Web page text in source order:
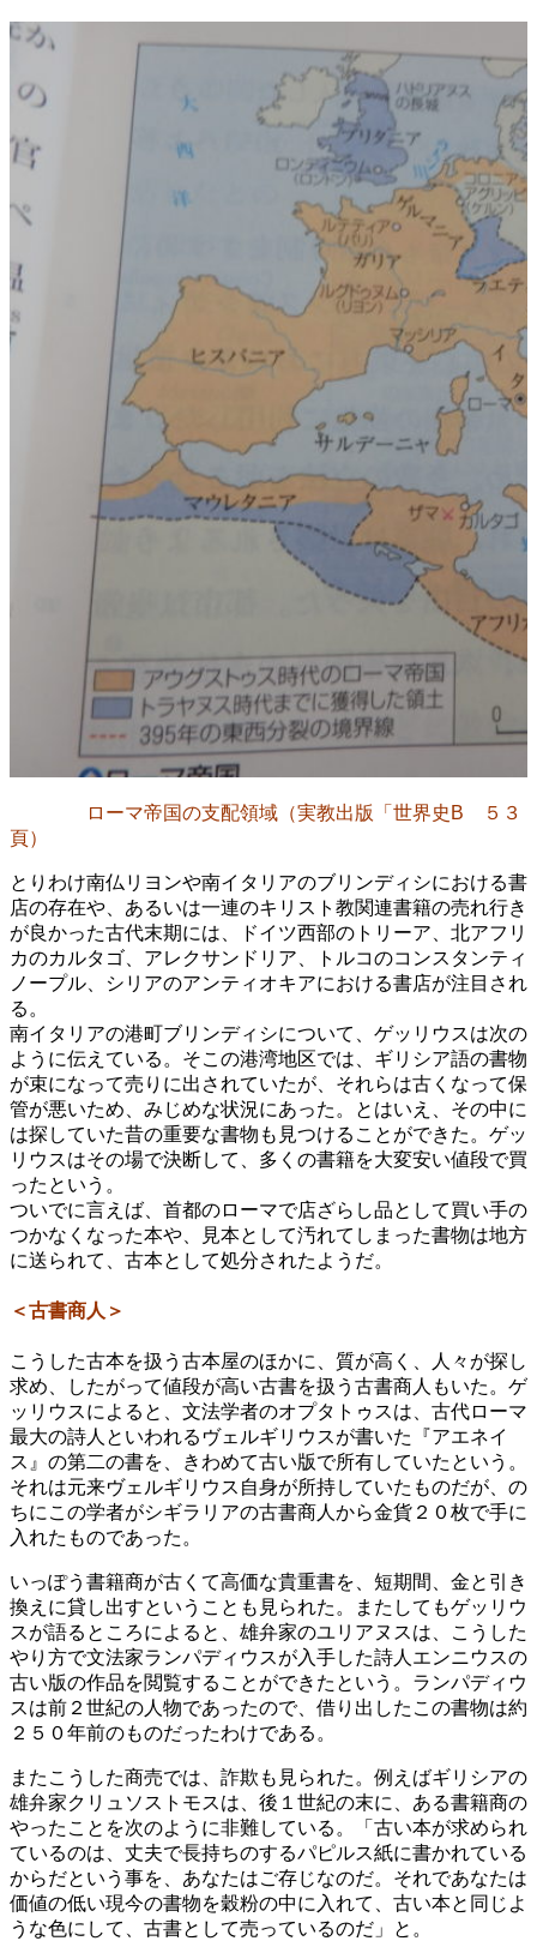
ローマ帝国の支配領域（実教出版「世界史B ５３
頁）
とりわけ南仏リヨンや南イタリアのブリンディシにおける書
店の存在や、あるいは一連のキリスト教関連書籍の売れ行き
が良かった古代末期には、ドイツ西部のトリーア、北アフリ
カのカルタゴ、アレクサンドリア、トルコのコンスタンティ
ノープル、シリアのアンティオキアにおける書店が注目され
る。
南イタリアの港町ブリンディシについて、ゲッリウスは次の
ように伝えている。そこの港湾地区では、ギリシア語の書物
が束になって売りに出されていたが、それらは古くなって保
管が悪いため、みじめな状況にあった。とはいえ、その中に
は探していた昔の重要な書物も見つけることができた。ゲッ
リウスはその場で決断して、多くの書籍を大変安い値段で買
ったという。
ついでに言えば、首都のローマで店ざらし品として買い手の
つかなくなった本や、見本として汚れてしまった書物は地方
に送られて、古本として処分されたようだ。
＜古書商人＞
こうした古本を扱う古本屋のほかに、質が高く、人々が探し
求め、したがって値段が高い古書を扱う古書商人もいた。ゲ
ッリウスによると、文法学者のオプタトゥスは、古代ローマ
最大の詩人といわれるヴェルギリウスが書いた『アエネイ
ス』の第二の書を、きわめて古い版で所有していたという。
それは元来ヴェルギリウス自身が所持していたものだが、の
ちにこの学者がシギラリアの古書商人から金貨２０枚で手に
入れたものであった。
いっぽう書籍商が古くて高価な貴重書を、短期間、金と引き
換えに貸し出すということも見られた。またしてもゲッリウ
スが語るところによると、雄弁家のユリアヌスは、こうした
やり方で文法家ランパディウスが入手した詩人エンニウスの
古い版の作品を閲覧することができたという。ランパディウ
スは前２世紀の人物であったので、借り出したこの書物は約
２５０年前のものだったわけである。
またこうした商売では、詐欺も見られた。例えばギリシアの
雄弁家クリュソストモスは、後１世紀の末に、ある書籍商の
やったことを次のように非難している。「古い本が求められ
ているのは、丈夫で長持ちのするパピルス紙に書かれている
からだという事を、あなたはご存じなのだ。それであなたは
価値の低い現今の書物を穀粉の中に入れて、古い本と同じよ
うな色にして、古書として売っているのだ」と。